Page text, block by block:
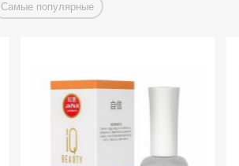
Самые популярные